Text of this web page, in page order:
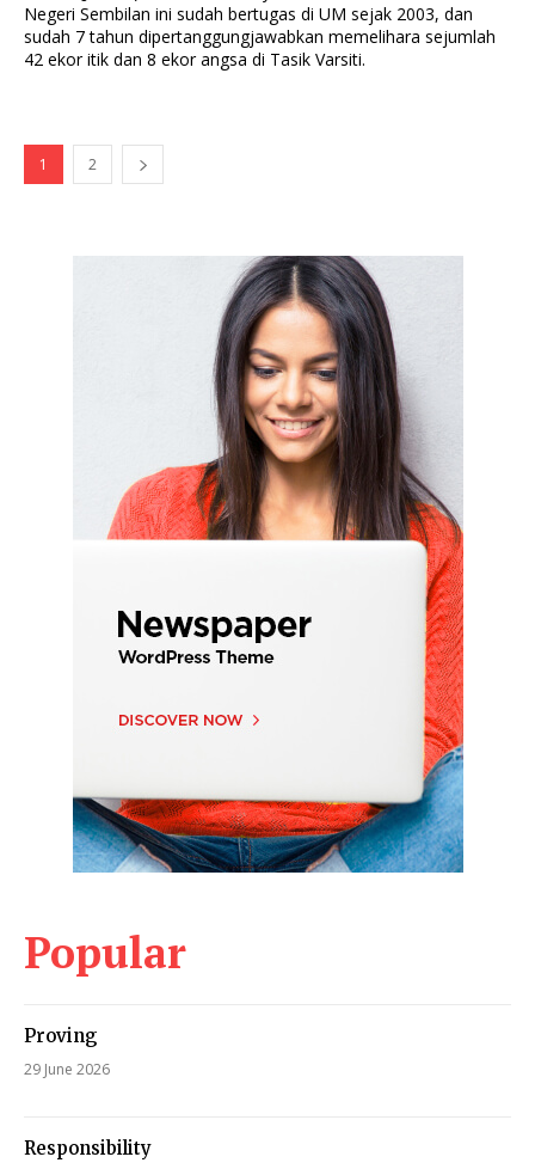
Negeri Sembilan ini sudah bertugas di UM sejak 2003, dan
sudah 7 tahun dipertanggungjawabkan memelihara sejumlah
42 ekor itik dan 8 ekor angsa di Tasik Varsiti.
1 2
Popular
Proving
29 June 2026
Responsibility